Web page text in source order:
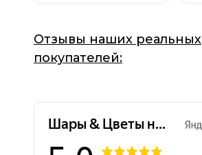
Отзывы наших реальных
покупателей: